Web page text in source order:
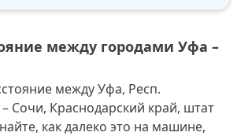
между городами Уфа –
между Уфа, Респ.
Сочи, Краснодарский край, штат
как далеко это на машине,